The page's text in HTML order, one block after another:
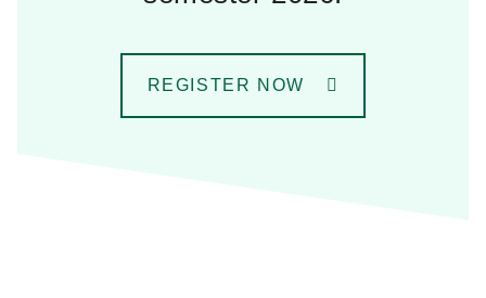
REGISTER NOW